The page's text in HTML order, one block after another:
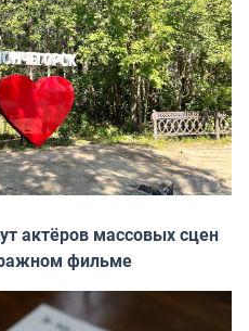
актёров массовых сцен
фильме